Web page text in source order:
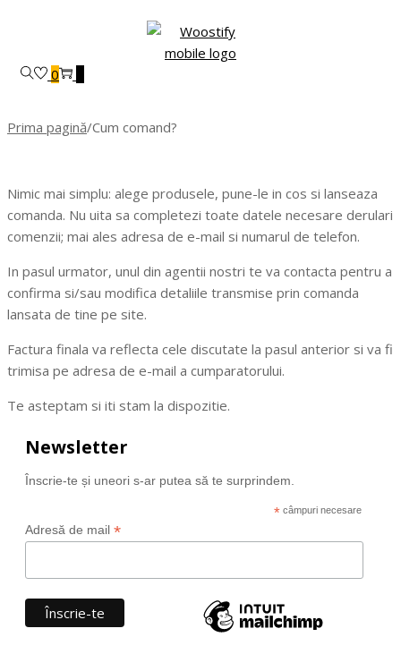
0
Prima pagină/Cum comand?
Nimic mai simplu: alege produsele, pune-le in cos si lanseaza
comanda. Nu uita sa completezi toate datele necesare derulari
comenzii; mai ales adresa de e-mail si numarul de telefon.
In pasul urmator, unul din agentii nostri te va contacta pentru a
confirma si/sau modifica detaliile transmise prin comanda
lansata de tine pe site.
Factura finala va reflecta cele discutate la pasul anterior si va fi
trimisa pe adresa de e-mail a cumparatorului.
Te asteptam si iti stam la dispozitie.
Newsletter
Înscrie-te și uneori s-ar putea să te surprindem.
* câmpuri necesare
Adresă de mail *